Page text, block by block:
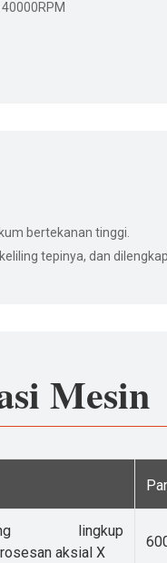
bertekanan tinggi.
tepinya, dan
Mesin
lingkup
aksial X